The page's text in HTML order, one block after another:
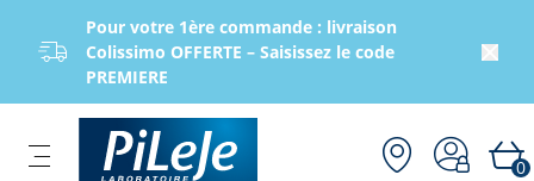
Pour votre 1ère commande : livraison
Colissimo OFFERTE – Saisissez le code
PREMIERE
0